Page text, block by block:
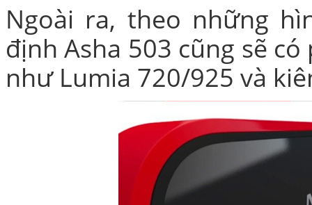
Túi đựng iPad
Ngoài ra, theo những
định Asha 503 cũng sẽ
như Lumia 720/925 và